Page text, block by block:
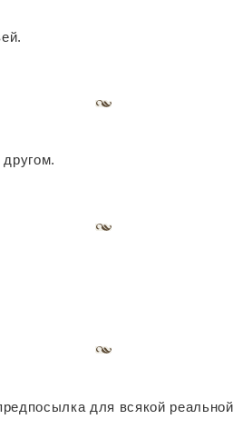
для всякой